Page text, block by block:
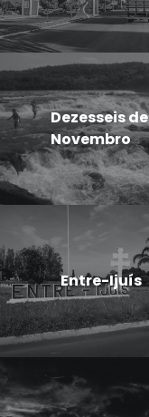
Dezesseis de
Novembro
Entre-Ijuís